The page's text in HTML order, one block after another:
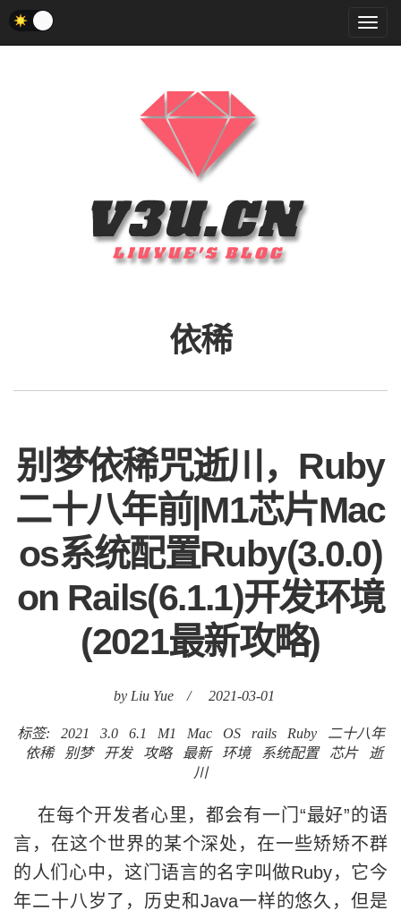
菜
单
依稀
别梦依稀咒逝川，Ruby
二十八年前|M1芯片Mac
os系统配置Ruby(3.0.0)
on Rails(6.1.1)开发环境
(2021最新攻略)
by Liu Yue / 2021-03-01
标签: 2021 3.0 6.1 M1 Mac OS rails Ruby
二十八年
依稀
别梦 开发 攻略 最新 环境 系统配置 芯片
逝
川
在每个开发者心里，都会有一门“最好”的语
言，在这个世界的某个深处，在一些矫矫不群
的人们心中，这门语言的名字叫做Ruby，它今
年二十八岁了，历史和Java一样的悠久，但是